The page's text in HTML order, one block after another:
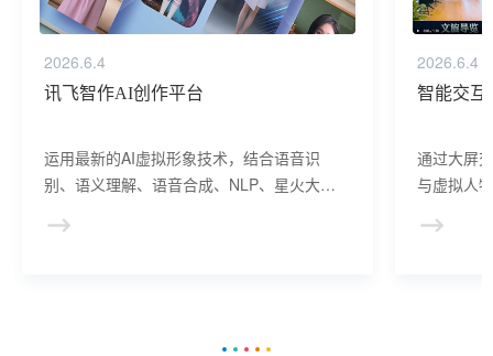
2026.6.4
讯飞智作AI创作平台
运用最新的AI虚拟形象技术，结合语音识
别、语义理解、语音合成、NLP、星火大模
建、AI驱动、多模态交互的多场景虚拟人产
2026.6.4
智能交互
通过大屏
与虚拟人
景，可广